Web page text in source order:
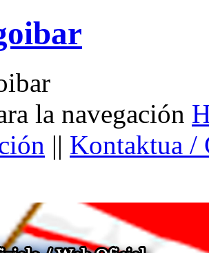
la navegación
|| Kontaktua /